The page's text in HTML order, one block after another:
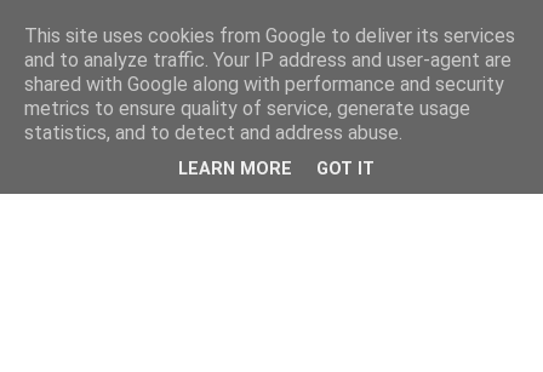
This site uses cookies from Google to deliver its services
and to analyze traffic. Your IP address and user-agent are
shared with Google along with performance and security
metrics to ensure quality of service, generate usage
statistics, and to detect and address abuse.
LEARN MORE GOT IT